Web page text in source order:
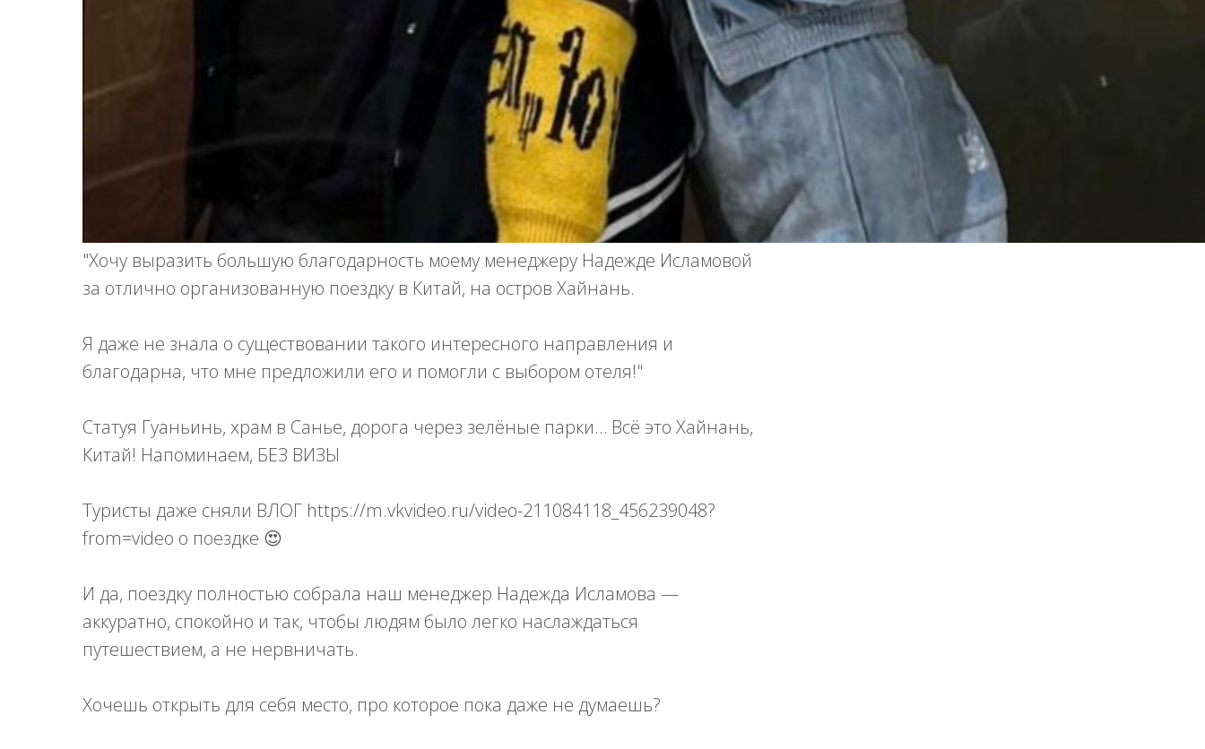
"Хочу выразить большую благодарность моему менеджеру Надежде Исламовой
за отлично организованную поездку в Китай, на остров Хайнань.
Я даже не знала о существовании такого интересного направления и
благодарна, что мне предложили его и помогли с выбором отеля!"
Статуя Гуаньинь, храм в Санье, дорога через зелёные парки… Всё это Хайнань,
Китай! Напоминаем, БЕЗ ВИЗЫ
Туристы даже сняли ВЛОГ https://m.vkvideo.ru/video-211084118_456239048?
from=video о поездке 😍
И да, поездку полностью собрала наш менеджер Надежда Исламова —
аккуратно, спокойно и так, чтобы людям было легко наслаждаться
путешествием, а не нервничать.
Хочешь открыть для себя место, про которое пока даже не думаешь?